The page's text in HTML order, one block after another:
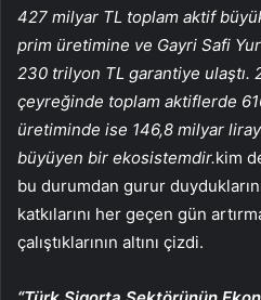
427 milyar TL toplam aktif
prim üretimine ve Gayri Safi
230 trilyon TL garantiye ulaştı.
çeyreğinde toplam aktiflerde
üretiminde ise 146,8 milyar
büyüyen bir ekosistemdir.kim
bu durumdan gurur
katkılarını her geçen gün
çalıştıklarının altını çizdi.